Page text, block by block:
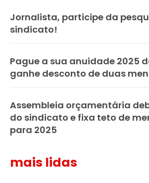
Jornalista, participe da
sindicato!
Pague a sua anuidade 2025
ganhe desconto de duas
Assembleia orçamentária
do sindicato e fixa teto de
para 2025
mais lidas